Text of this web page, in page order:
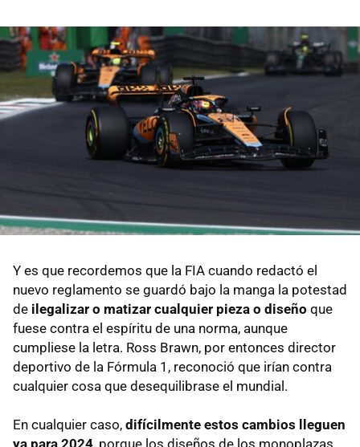
Y es que recordemos que la FIA cuando redactó el
nuevo reglamento se guardó bajo la manga la potestad
de ilegalizar o matizar cualquier pieza o diseño que
fuese contra el espíritu de una norma, aunque
cumpliese la letra. Ross Brawn, por entonces director
deportivo de la Fórmula 1, reconoció que irían contra
cualquier cosa que desequilibrase el mundial.
En cualquier caso, difícilmente estos cambios lleguen
ya para 2024, porque los diseños de los monoplazas